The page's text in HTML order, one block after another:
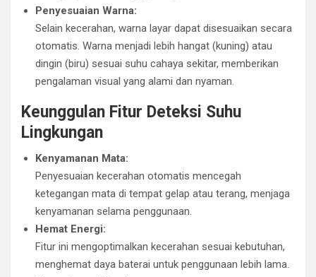
Penyesuaian Warna:
Selain kecerahan, warna layar dapat disesuaikan secara
otomatis. Warna menjadi lebih hangat (kuning) atau
dingin (biru) sesuai suhu cahaya sekitar, memberikan
pengalaman visual yang alami dan nyaman.
Keunggulan Fitur Deteksi Suhu
Lingkungan
Kenyamanan Mata:
Penyesuaian kecerahan otomatis mencegah
ketegangan mata di tempat gelap atau terang, menjaga
kenyamanan selama penggunaan.
Hemat Energi:
Fitur ini mengoptimalkan kecerahan sesuai kebutuhan,
menghemat daya baterai untuk penggunaan lebih lama.